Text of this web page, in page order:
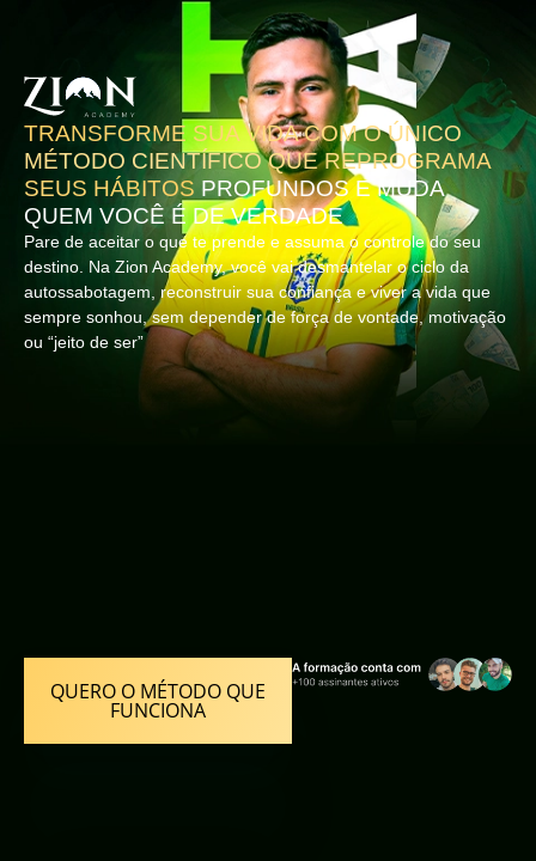
TRANSFORME SUA VIDA COM O ÚNICO
MÉTODO CIENTÍFICO QUE REPROGRAMA
SEUS HÁBITOS PROFUNDOS E MUDA
QUEM VOCÊ É DE VERDADE
Pare de aceitar o que te prende e assuma o controle do seu
destino. Na Zion Academy, você vai desmantelar o ciclo da
autossabotagem, reconstruir sua confiança e viver a vida que
sempre sonhou, sem depender de força de vontade, motivação
ou “jeito de ser”
QUERO O MÉTODO QUE
FUNCIONA